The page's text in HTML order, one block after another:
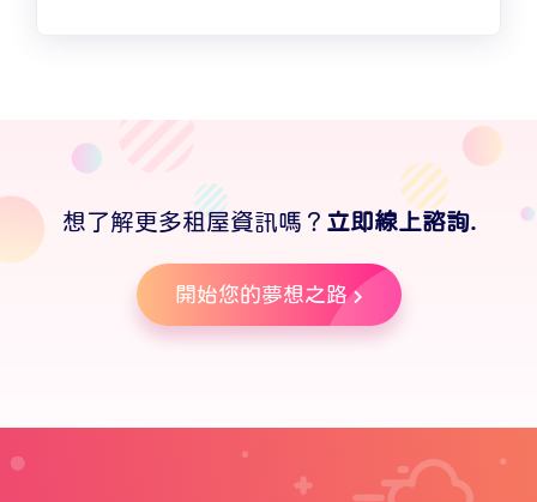
想了解更多租屋資訊嗎？ 立即線上諮詢.
開始您的夢想之路